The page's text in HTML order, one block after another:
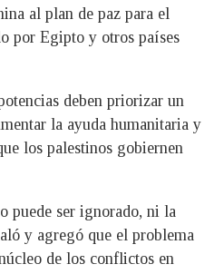
al plan de paz para el
por Egipto y otros países
deben priorizar un
la ayuda humanitaria y
los palestinos gobiernen
puede ser ignorado, ni la
y agregó que el problema
de los conflictos en